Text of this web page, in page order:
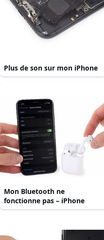
Plus de son sur mon iPhone
Mon Bluetooth ne
fonctionne pas – iPhone